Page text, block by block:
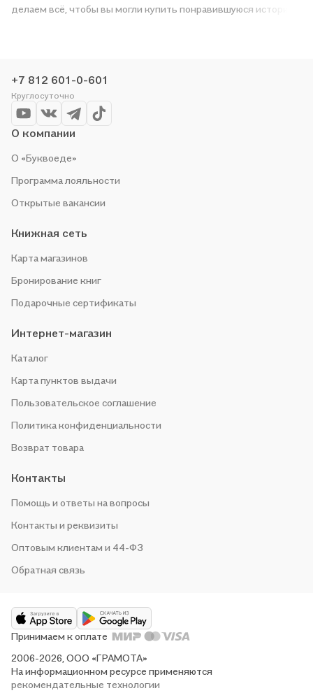
делаем всё, чтобы вы могли купить понравившуюся историю
+7 812 601-0-601
Круглосуточно
О компании
О «Буквоеде»
Программа лояльности
Открытые вакансии
Книжная сеть
Карта магазинов
Бронирование книг
Подарочные сертификаты
Интернет-магазин
Каталог
Карта пунктов выдачи
Пользовательское соглашение
Политика конфиденциальности
Возврат товара
Контакты
Помощь и ответы на вопросы
Контакты и реквизиты
Оптовым клиентам и 44-ФЗ
Обратная связь
2006-2026, ООО «ГРАМОТА»
На информационном ресурсе применяются
рекомендательные технологии
Принимаем к оплате